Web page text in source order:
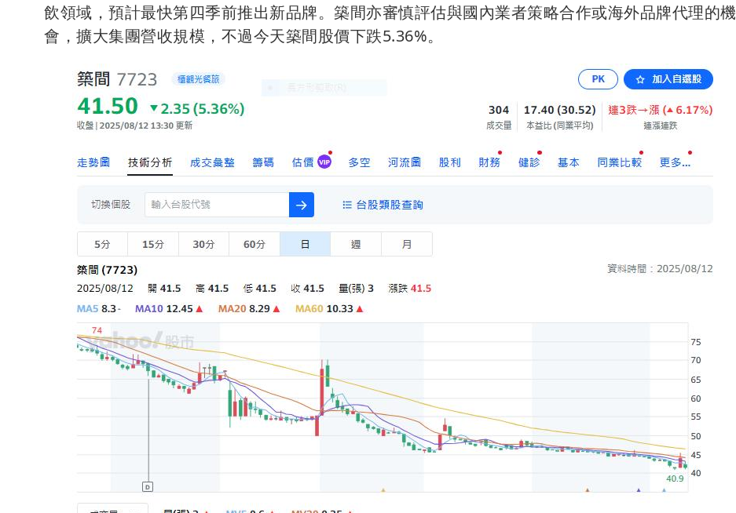
飲領域，預計最快第四季前推出新品牌。築間亦審慎評估與國內業者策略合作或海外品牌代理的機
會，擴大集團營收規模，不過今天築間股價下跌5.36%。